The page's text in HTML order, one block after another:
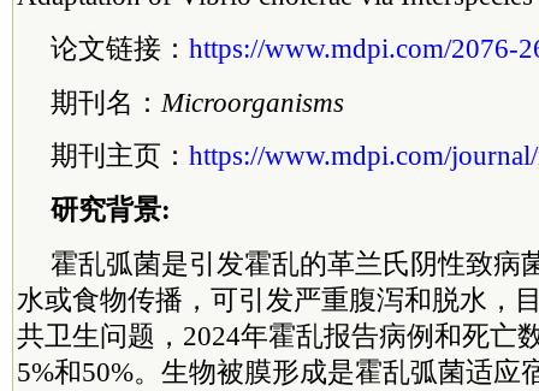
论文链接： https://www.mdpi.com/2076-
期刊名： Microorganisms
期刊主页： https://www.mdpi.com/
研究背景:
霍乱弧菌是引发霍乱的革兰氏阴性致病
水或食物传播，可引发严重腹泻和脱水，
共卫生问题，2024年霍乱报告病例和死亡
5%和50%。生物被膜形成是霍乱弧菌适应